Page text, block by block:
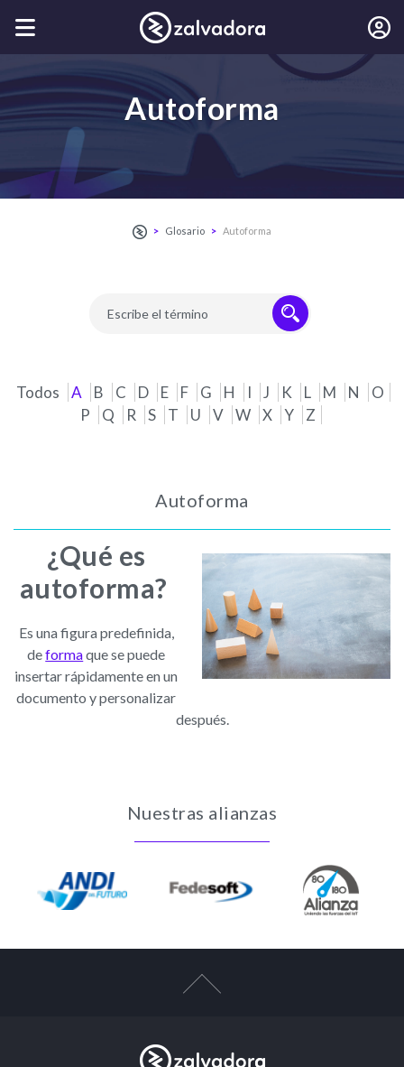
Autoforma
Glosario Autoforma
Todos A B C D E F G H I J K L M N
O
P
Q R S T U V W X Y Z
Autoforma
¿Qué es
autoforma?
Es una figura predefinida,
deformaque se puede
insertar rápidamente en un
documento y personalizar
después.
Nuestras alianzas